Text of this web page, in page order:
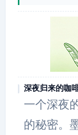
深夜归来的咖
一个深夜
的秘密。